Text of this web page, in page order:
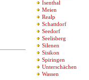
Isenthal
Meien
Realp
Schattdorf
Seedorf
Seelisberg
Silenen
Sisikon
Spiringen
Unterschächen
Wassen